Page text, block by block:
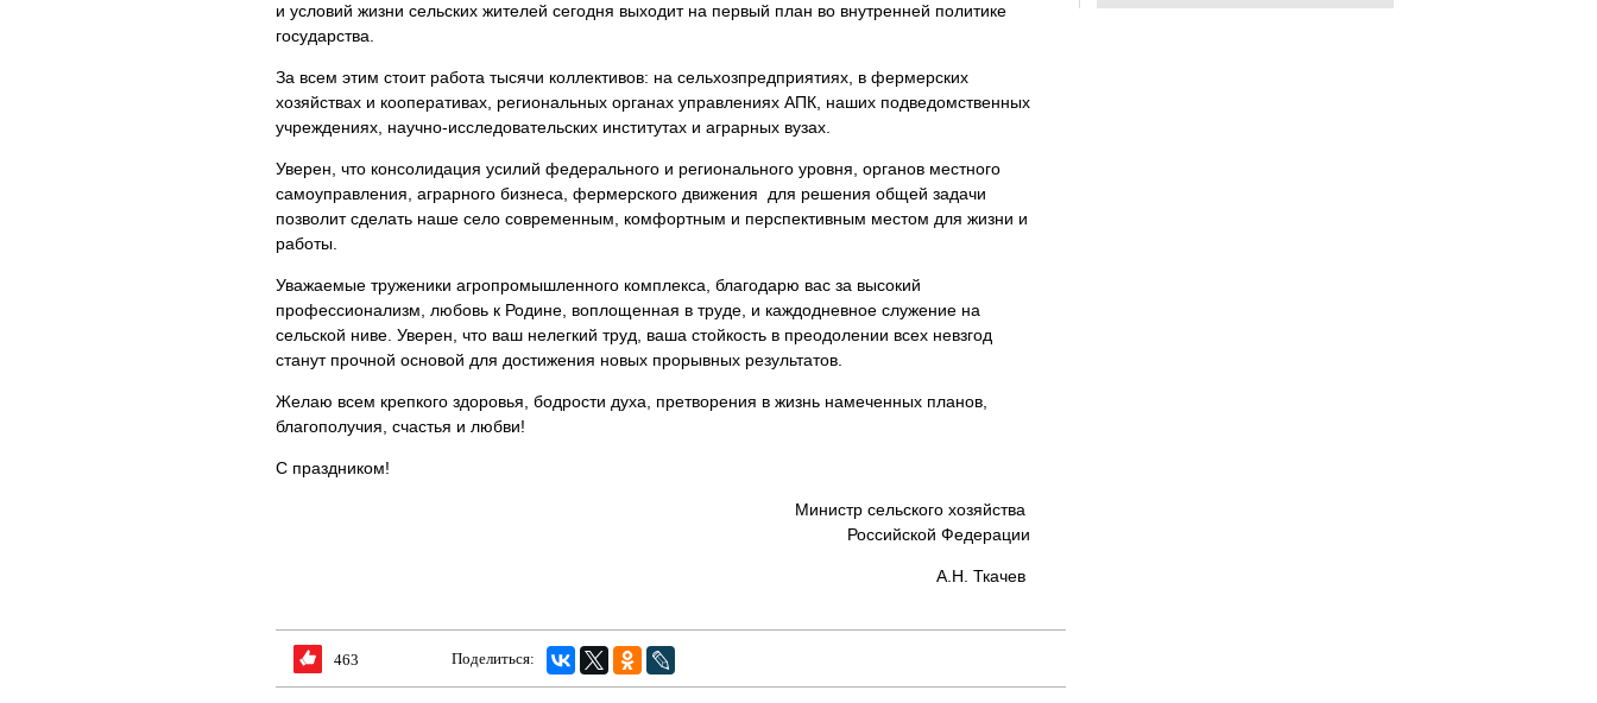
и условий жизни сельских жителей сегодня выходит на первый план во внутренней политике
государства.
За всем этим стоит работа тысячи коллективов: на сельхозпредприятиях, в фермерских
хозяйствах и кооперативах, региональных органах управлениях АПК, наших подведомственных
учреждениях, научно-исследовательских институтах и аграрных вузах.
Уверен, что консолидация усилий федерального и регионального уровня, органов местного
самоуправления, аграрного бизнеса, фермерского движения для решения общей задачи
позволит сделать наше село современным, комфортным и перспективным местом для жизни и
работы.
Уважаемые труженики агропромышленного комплекса, благодарю вас за высокий
профессионализм, любовь к Родине, воплощенная в труде, и каждодневное служение на
сельской ниве. Уверен, что ваш нелегкий труд, ваша стойкость в преодолении всех невзгод
станут прочной основой для достижения новых прорывных результатов.
Желаю всем крепкого здоровья, бодрости духа, претворения в жизнь намеченных планов,
благополучия, счастья и любви!
С праздником!
Министр сельского хозяйства
Российской Федерации
А.Н. Ткачев
463 Поделиться: